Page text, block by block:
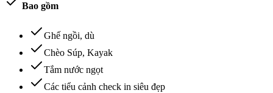
Bao gồm
Ghế ngồi, dù
Chèo Súp, Kayak
Tắm nước ngọt
Các tiểu cảnh check in siêu đẹp